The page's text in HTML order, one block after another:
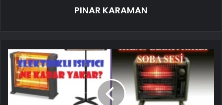
PINAR KARAMAN